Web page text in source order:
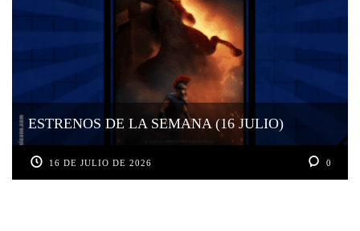
ESTRENOS DE LA SEMANA (16 JULIO)
16 DE JULIO DE 2026 0